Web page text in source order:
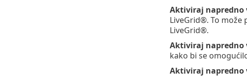
Aktiviraj napredno
LiveGrid®. To
LiveGrid®.
Aktiviraj napredno
kako bi se
Aktiviraj napredno